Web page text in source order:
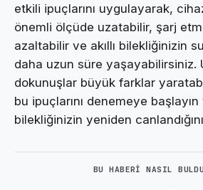
etkili ipuçlarını uygulayarak,
önemli ölçüde uzatabilir, şarj etme
azaltabilir ve akıllı bilekliğinizin
daha uzun süre yaşayabilirsiniz.
dokunuşlar büyük farklar
bu ipuçlarını denemeye başlayın
bilekliğinizin yeniden
BU HABERI NASIL